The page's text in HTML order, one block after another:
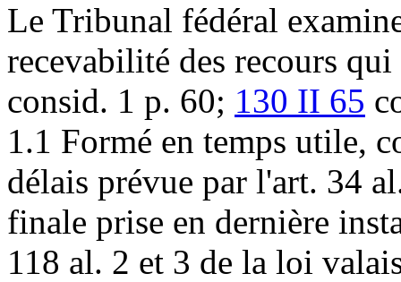
Le Tribunal fédéral
recevabilité des recours
consid. 1 p. 60; 130 II 65
1.1 Formé en temps utile,
délais prévue par l'art. 34
finale prise en dernière
118 al. 2 et 3 de la loi